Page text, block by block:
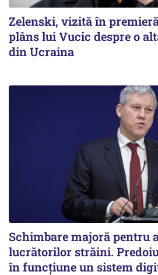
Zelenski, vizită în
plâns lui Vucic despre o
din Ucraina
Schimbare majoră pentru
lucrătorilor străini.
în funcțiune un sistem